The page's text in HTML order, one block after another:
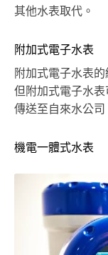
其他水表取代。
附加式電子水表
附加式電子水表
但附加式電子水
傳送至自來水公司
機電一體式水表